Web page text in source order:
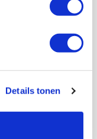
Details tonen